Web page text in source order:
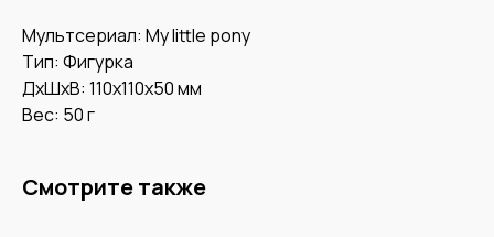
Мультсериал: My little pony
Тип: Фигурка
ДxШxВ: 110x110x50 мм
Вес: 50 г
Смотрите также